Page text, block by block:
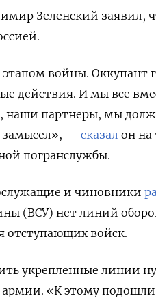
Зеленский заявил,
войны. Оккупант
действия. И мы все
наши партнеры, мы
замысел», — сказал он
погранслужбы.
и чиновники
(ВСУ) нет линий
отступающих войск.
укрепленные линии
армии. «К этому